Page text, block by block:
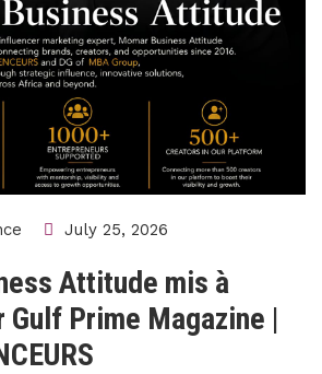
July 25, 2026
Attitude mis à
Gulf Prime Magazine |